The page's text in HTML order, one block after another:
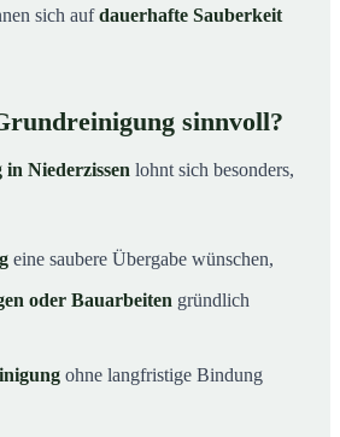
sich aufdauerhafte Sauberkeit
sinnvoll?
Niederzissen lohnt sich besonders,
eine saubere Übergabe wünschen,
oder Bauarbeiten gründlich
ohne langfristige Bindung